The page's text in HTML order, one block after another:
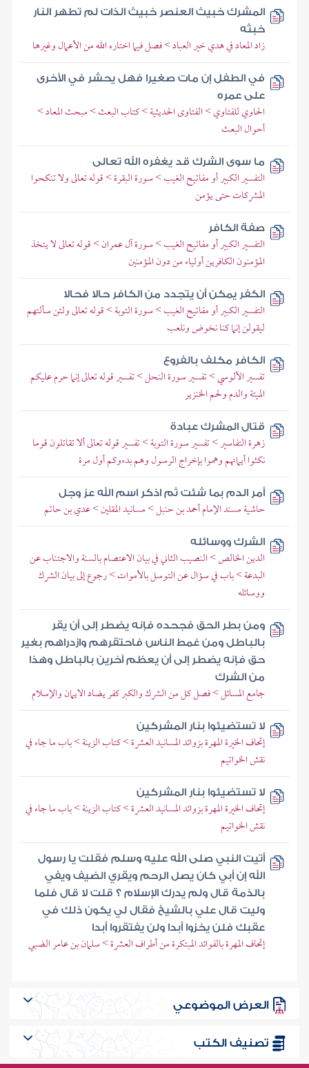
المشرك خبيث العنصر خبيث الذات لم تطهر النار
خبثه
زاد المعاد في هدي خير العباد > فصل فيما اختاره الله من الأعمال وغيرها
في الطفل إن مات صغيرا فهل يحشر في الأخرى
على عمره
الحاوي للفتاوي > الفتاوى الحديثية > كتاب البعث > مبحث المعاد >
أحوال البعث
ما سوى الشرك قد يغفره الله تعالى
التفسير الكبير أو مفاتيح الغيب > سورة البقرة > قوله تعالى ولا تنكحوا
المشركات حتى يؤمن
صفة الكافر
التفسير الكبير أو مفاتيح الغيب > سورة آل عمران > قوله تعالى لا يتخذ
المؤمنون الكافرين أولياء من دون المؤمنين
الكفر يمكن أن يتجدد من الكافر حالا فحالا
التفسير الكبير أو مفاتيح الغيب > سورة التوبة > قوله تعالى ولئن سألتهم
ليقولن إنما كنا نخوض ونلعب
الكافر مكلف بالفروع
تفسير الألوسي > تفسير سورة النحل > تفسير قوله تعالى إنما حرم عليكم
الميتة والدم ولحم الخنزير
قتال المشرك عبادة
زهرة التفاسير > تفسير سورة التوبة > تفسير قوله تعالى ألا تقاتلون قوما
نكثوا أيمانهم وهموا بإخراج الرسول وهم بدءوكم أول مرة
أمر الدم بما شئت ثم اذكر اسم الله عز وجل
حاشية مسند الإمام أحمد بن حنبل > مسانيد المقلين > عدي بن حاتم
الشرك ووسائله
الدين الخالص > النصيب الثاني في بيان الاعتصام بالسنة والاجتناب عن
البدعة > باب في سؤال عن التوسل بالأموات > رجوع إلى بيان الشرك
ووسائله
ومن بطر الحق فجحده فإنه يضطر إلى أن يقر
بالباطل ومن غمط الناس فاحتقرهم وازدراهم بغير
حق فإنه يضطر إلى أن يعظم آخرين بالباطل وهذا
من الشرك
جامع المسائل > فصل كل من الشرك والكبر كفر يضاد الايمان والإسلام
لا تستضيئوا بنار المشركين
إتحاف الخيرة المهرة بزوائد المسانيد العشرة > كتاب الزينة > باب ما جاء في
نقش الخواتيم
لا تستضيئوا بنار المشركين
إتحاف الخيرة المهرة بزوائد المسانيد العشرة > كتاب الزينة > باب ما جاء في
نقش الخواتيم
أتيت النبي صلى الله عليه وسلم فقلت يا رسول
الله إن أبي كان يصل الرحم ويقري الضيف ويفي
بالذمة قال ولم يدرك الإسلام ؟ قلت لا قال فلما
وليت قال علي بالشيخ فقال لي يكون ذلك في
عقبك فلن يخزوا أبدا ولن يفتقروا أبدا
إتحاف المهرة بالفوائد المبتكرة من أطراف العشرة > سلمان بن عامر الضبي
العرض الموضوعي
تصنيف الكتب